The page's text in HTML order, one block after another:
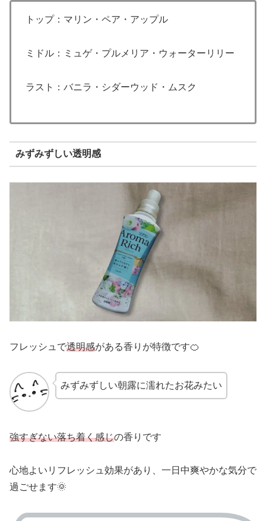
トップ：マリン・ペア・アップル
ミドル：ミュゲ・プルメリア・ウォーターリリー
ラスト：バニラ・シダーウッド・ムスク
みずみずしい透明感
フレッシュで透明感がある香りが特徴です🍊
みずみずしい朝露に濡れたお花みたい
強すぎない落ち着く感じの香りです
心地よいリフレッシュ効果があり、一日中爽やかな気分で
過ごせます🌞